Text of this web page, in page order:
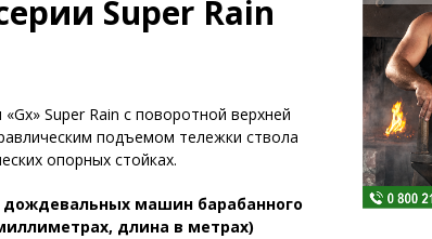
Super Rain
Super Rain с поворотной верхней
подъемом тележки ствола
опорных стойках.
машин барабанного
длина в метрах)